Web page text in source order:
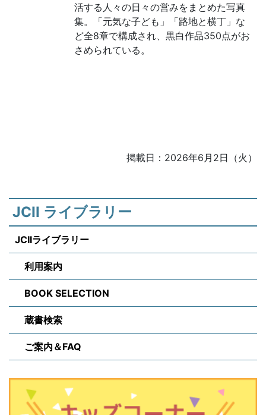
活する人々の日々の営みをまとめた写真
集。「元気な子ども」「路地と横丁」な
ど全8章で構成され、黒白作品350点がお
さめられている。
掲載日：2026年6月2日（火）
JCII ライブラリー
JCIIライブラリー
利用案内
BOOK SELECTION
蔵書検索
ご案内＆FAQ